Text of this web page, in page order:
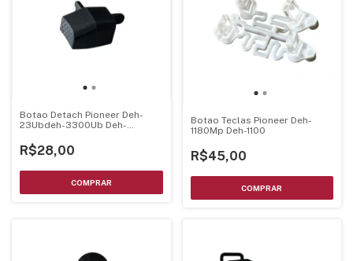
Botao Detach Pioneer Deh-
23Ubdeh-3300Ub Deh-
2380Ub
R$28,00
Botao Teclas Pioneer Deh-
1180Mp Deh-1100
R$45,00